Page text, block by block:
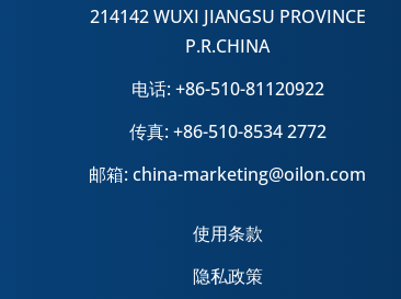
214142 WUXI JIANGSU PROVINCE
P.R.CHINA
电话: +86-510-81120922
传真: +86-510-8534 2772
邮箱: china-marketing@oilon.com
使用条款
隐私政策